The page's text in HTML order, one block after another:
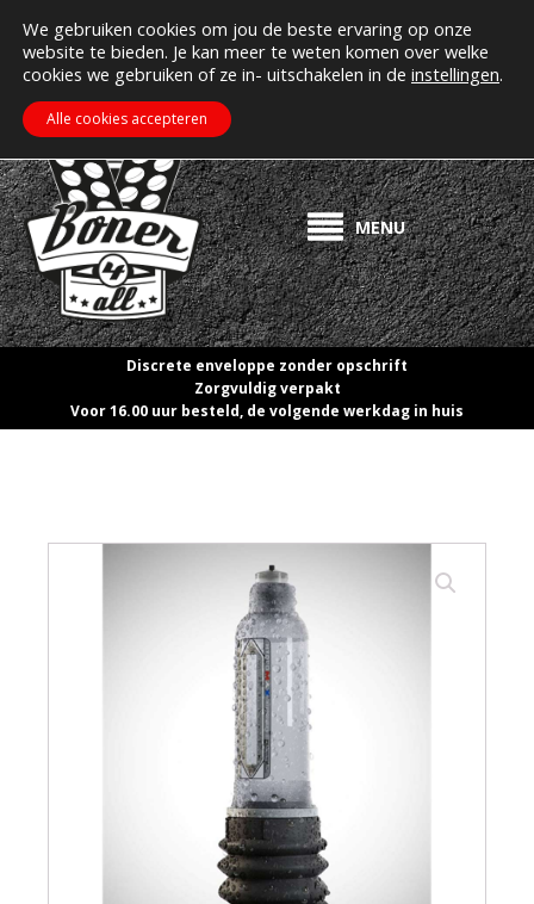
Erectiepillen kopen bij boner4all.nl MIJN ACCOUNT
>> Gratis verzending vanaf €50! <<
ZOEKEN WINKELWAGEN €0.00
MENU
Discrete enveloppe zonder opschrift
Zorgvuldig verpakt
Voor 16.00 uur besteld, de volgende werkdag in huis
We gebruiken cookies om jou de beste ervaring op onze
website te bieden. Je kan meer te weten komen over welke
cookies we gebruiken of ze in- uitschakelen in de instellingen.
Alle cookies accepteren